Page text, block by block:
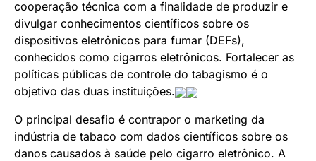
cooperação técnica com a finalidade de produzir e
divulgar conhecimentos científicos sobre os
dispositivos eletrônicos para fumar (DEFs),
conhecidos como cigarros eletrônicos. Fortalecer as
políticas públicas de controle do tabagismo é o
objetivo das duas instituições.
O principal desafio é contrapor o marketing da
indústria de tabaco com dados científicos sobre os
danos causados à saúde pelo cigarro eletrônico. A